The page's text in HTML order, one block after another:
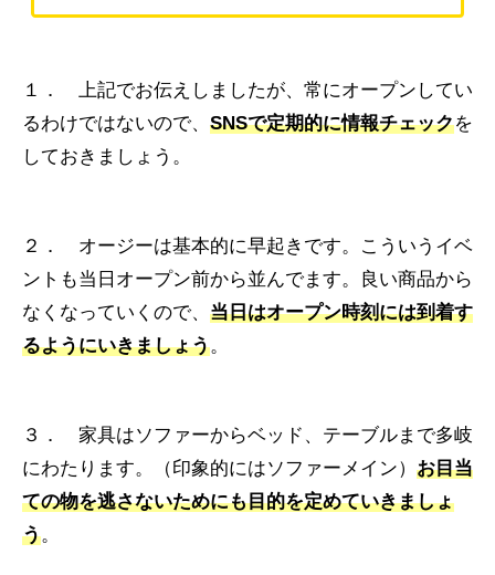
１． 上記でお伝えしましたが、常にオープンしてい
るわけではないので、 SNSで定期的に情報チェックを
しておきましょう。
２． オージーは基本的に早起きです。こういうイベ
ントも当日オープン前から並んでます。良い商品から
なくなっていくので、 当日はオープン時刻には到着す
るようにいきましょう。
３． 家具はソファーからベッド、テーブルまで多岐
にわたります。（印象的にはソファーメイン） お目当
ての物を逃さないためにも目的を定めていきましょ
う。